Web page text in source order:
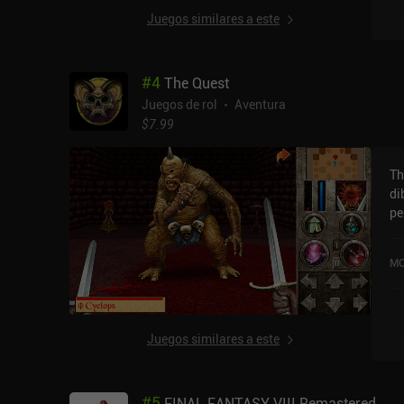
Juegos similares a este
la
#4 The Quest
Juegos de rol
Aventura
$7.99
Juegos similares a este